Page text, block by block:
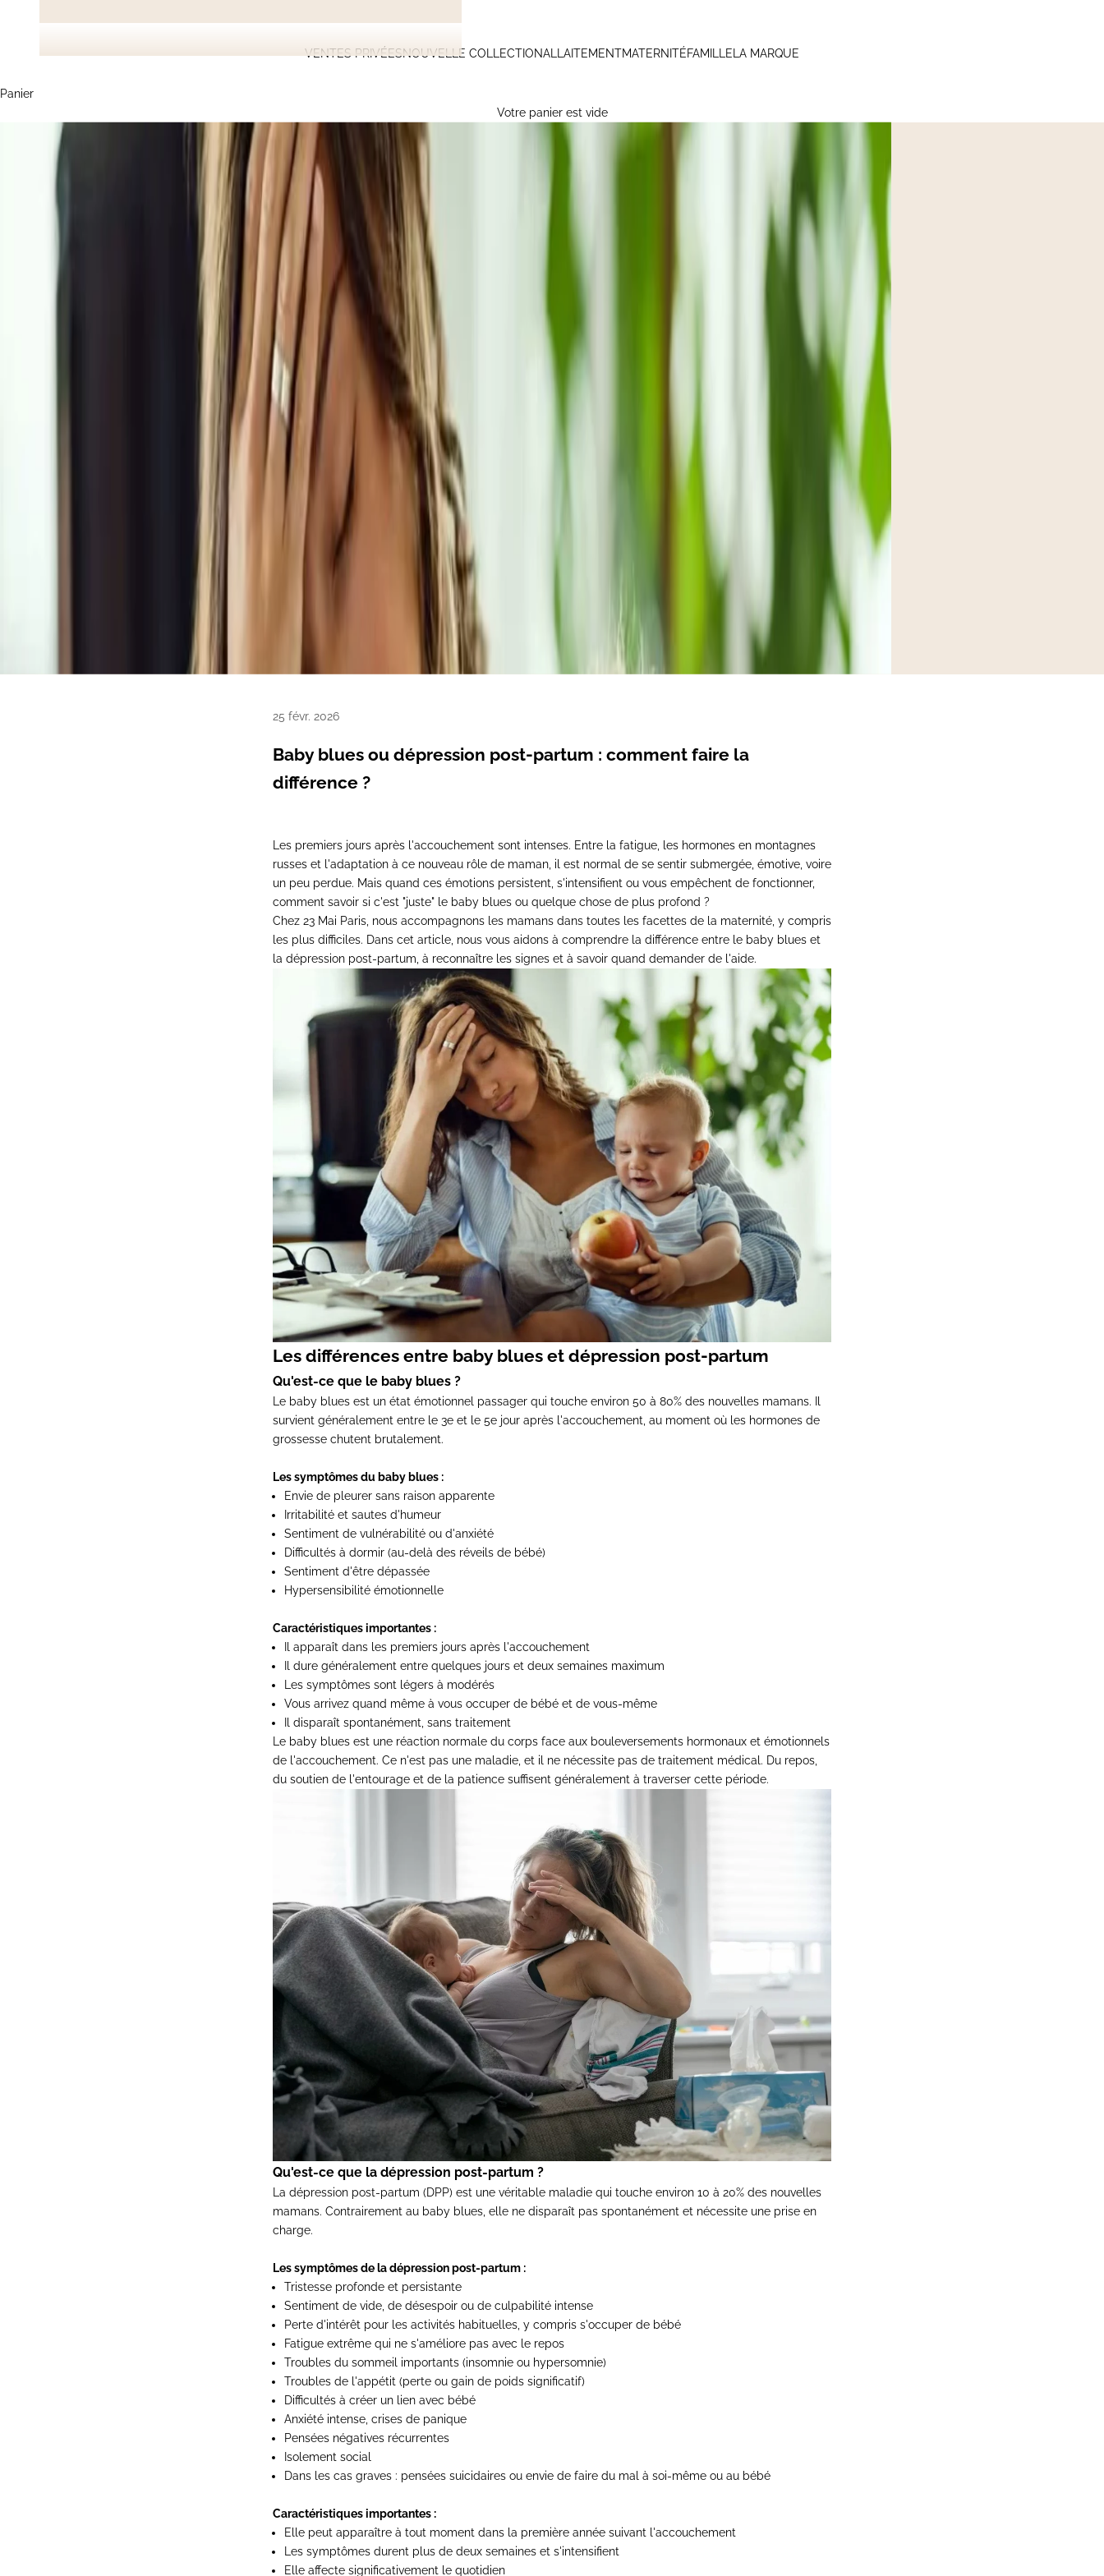
VENTES PRIVÉESNOUVELLE COLLECTIONALLAITEMENTMATERNITÉFAMILLE LA MARQUE
Panier
Votre panier est vide
25 févr. 2026
Baby blues ou dépression post-partum : comment faire la
différence ?
Les premiers jours après l'accouchement sont intenses. Entre la fatigue, les hormones en montagnes
russes et l'adaptation à ce nouveau rôle de maman, il est normal de se sentir submergée, émotive, voire
un peu perdue. Mais quand ces émotions persistent, s'intensifient ou vous empêchent de fonctionner,
comment savoir si c'est "juste" le baby blues ou quelque chose de plus profond ?
Chez 23 Mai Paris, nous accompagnons les mamans dans toutes les facettes de la maternité, y compris
les plus difficiles. Dans cet article, nous vous aidons à comprendre la différence entre le baby blues et
la dépression post-partum, à reconnaître les signes et à savoir quand demander de l'aide.
Les différences entre baby blues et dépression post-partum
Qu'est-ce que le baby blues ?
Le baby blues est un état émotionnel passager qui touche environ 50 à 80% des nouvelles mamans. Il
survient généralement entre le 3e et le 5e jour après l'accouchement, au moment où les hormones de
grossesse chutent brutalement.
Les symptômes du baby blues :
Envie de pleurer sans raison apparente
Irritabilité et sautes d'humeur
Sentiment de vulnérabilité ou d'anxiété
Difficultés à dormir (au-delà des réveils de bébé)
Sentiment d'être dépassée
Hypersensibilité émotionnelle
Caractéristiques importantes :
Il apparaît dans les premiers jours après l'accouchement
Il dure généralement entre quelques jours et deux semaines maximum
Les symptômes sont légers à modérés
Vous arrivez quand même à vous occuper de bébé et de vous-même
Il disparaît spontanément, sans traitement
Le baby blues est une réaction normale du corps face aux bouleversements hormonaux et émotionnels
de l'accouchement. Ce n'est pas une maladie, et il ne nécessite pas de traitement médical. Du repos,
du soutien de l'entourage et de la patience suffisent généralement à traverser cette période.
Qu'est-ce que la dépression post-partum ?
La dépression post-partum (DPP) est une véritable maladie qui touche environ 10 à 20% des nouvelles
mamans. Contrairement au baby blues, elle ne disparaît pas spontanément et nécessite une prise en
charge.
Les symptômes de la dépression post-partum :
Tristesse profonde et persistante
Sentiment de vide, de désespoir ou de culpabilité intense
Perte d'intérêt pour les activités habituelles, y compris s'occuper de bébé
Fatigue extrême qui ne s'améliore pas avec le repos
Troubles du sommeil importants (insomnie ou hypersomnie)
Troubles de l'appétit (perte ou gain de poids significatif)
Difficultés à créer un lien avec bébé
Anxiété intense, crises de panique
Pensées négatives récurrentes
Isolement social
Dans les cas graves : pensées suicidaires ou envie de faire du mal à soi-même ou au bébé
Caractéristiques importantes :
Elle peut apparaître à tout moment dans la première année suivant l'accouchement
Les symptômes durent plus de deux semaines et s'intensifient
Elle affecte significativement le quotidien